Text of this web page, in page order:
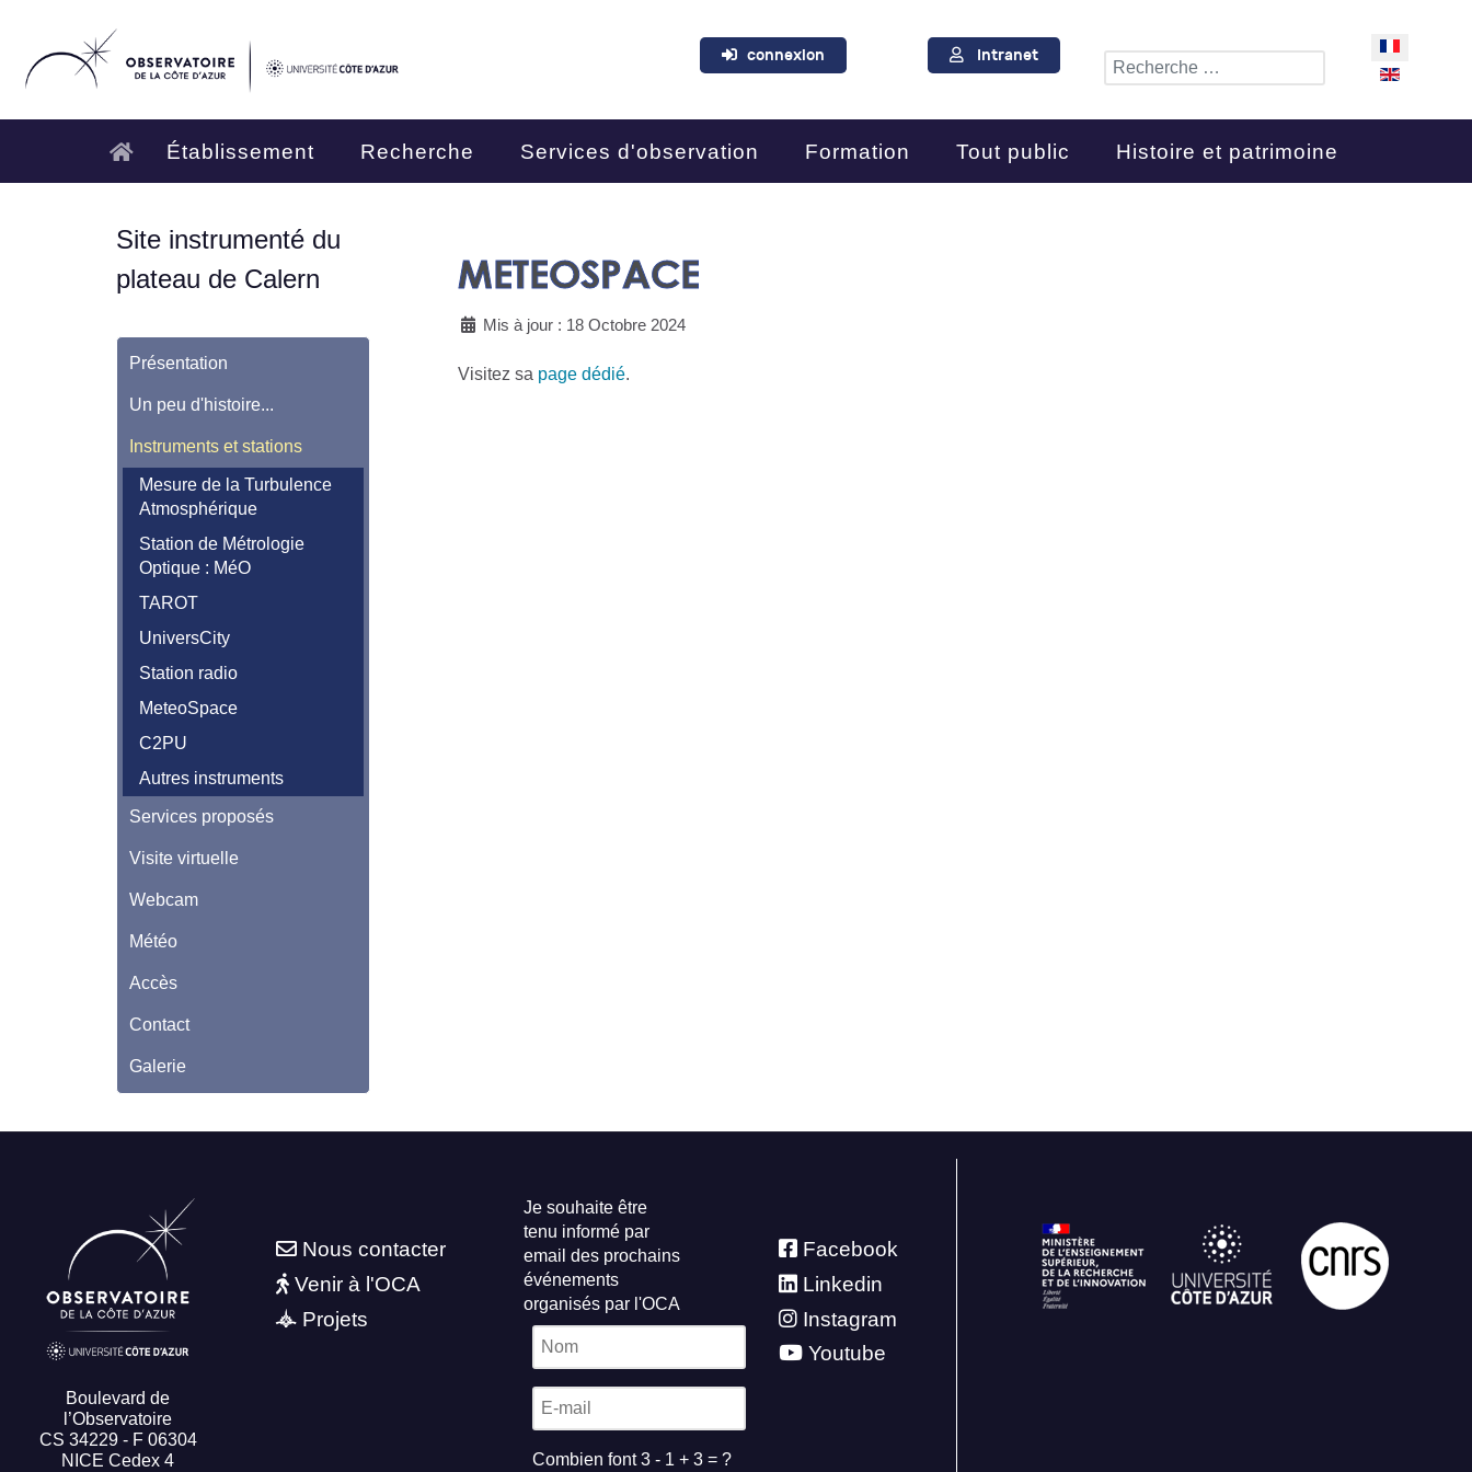
connexion Intranet Rechercher
Sélectionnez
Établissement Recherche Services d'observation Formation Tout public Histoire et patrimoine
Site instrumenté du
plateau de Calern
Présentation
Un peu d'histoire...
Instruments et stations
Mesure de la Turbulence
Atmosphérique
Station de Métrologie
Optique : MéO
TAROT
UniversCity
Station radio
MeteoSpace
C2PU
Autres instruments
Services proposés
Visite virtuelle
Webcam
Météo
Accès
Contact
Galerie
METEOSPACE
Mis à jour : 18 Octobre 2024
Visitez sa page dédié.
Boulevard de
l’Observatoire
CS 34229 - F 06304
NICE Cedex 4
Nous contacter
Venir à l'OCA
Projets
Je souhaite être
tenu informé par
email des prochains
événements
organisés par l'OCA
Combien font 3 - 1 + 3 = ?
Facebook
Linkedin
Instagram
Youtube